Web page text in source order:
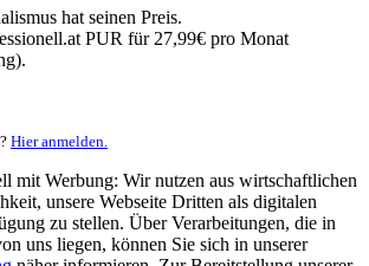
hat seinen Preis.
PUR für 27,99€ pro Monat
Hier anmelden.
mit Werbung: Wir nutzen aus wirtschaftlichen
unsere Webseite Dritten als digitalen
zu stellen. Über Verarbeitungen, die in
uns liegen, können Sie sich in unserer